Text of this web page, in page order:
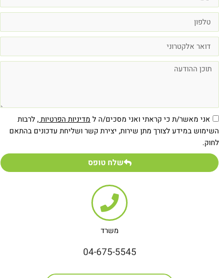
אני מאשר/ת כי קראתי ואני מסכים/ה למדיניות הפרטיות, לרבות
במידע לצורך מתן שירות, יצירת קשר ושליחת עדכונים בהתאם
שלח טופס
משרד
04-675-5545